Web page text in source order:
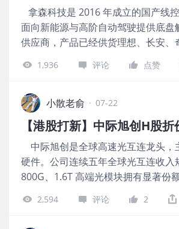
拿森科技是 2016 年成立的国产线
面向新能源与高阶自动驾驶提供底
供应商，产品已经供货理想、长安
7月30日开始招股，招股价
市值62亿~66.52亿港元，发行数量
85.71%，中银国际近2年保荐过的
2025年，中国线控制动解决方案合
著称的国产解决方案销量为730万
方案销量达到73.62万套，在所有
份额为2.3%，同时，其亦在所有内
解决方案供应商中排名第二，市场
2.72亿、3.91亿、6.15亿，2025年
是-2.01亿、-1.7亿、-1.9亿，2025
1,936 评论 点赞
小散老俞 · 07-22
【港股打新】中际旭创H股
中际旭创是全球高速光互连龙头，
硬件。公司连续五年全球光互连收
800G、1.6T 高端光模块拥有显著份
局 CPO、LPO 等下一代光互联技
浪潮。 公司7月22日开始招股，招
2,594 评论 2